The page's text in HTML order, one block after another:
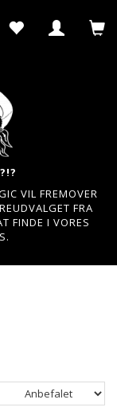
VIL FREMOVER
FRA
FINDE I VORES